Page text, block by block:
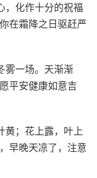
，化作十分的祝福
在霜降之日驱赶严
雾一场。天渐渐
平安健康如意吉
黄；花上露，叶上
早晚天凉了，注意